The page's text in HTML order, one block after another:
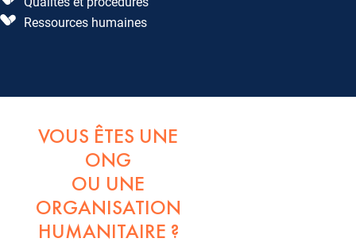
Ressources humaines
VOUS ÊTES UNE
ONG
OU UNE
ORGANISATION
HUMANITAIRE ?